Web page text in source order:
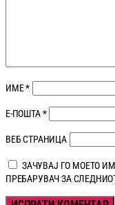
ИМЕ*
Е-ПОШТА*
ВЕБ СТРАНИЦА
ЗАЧУВАЈ ГО МОЕТО
ПРЕБАРУВАЧ ЗА